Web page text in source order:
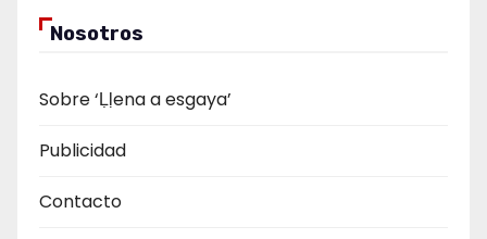
Nosotros
Sobre ‘Ḷḷena a esgaya’
Publicidad
Contacto